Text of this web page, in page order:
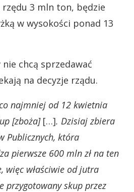
3 mln ton, będzie
w wysokości ponad 13
chcą sprzedawać
na decyzje rządu.
najmniej od 12 kwietnia
[zboża] […]. Dzisiaj zbiera
Publicznych, która
pierwsze 600 mln zł na ten
więc właściwie od jutra
przygotowany skup przez